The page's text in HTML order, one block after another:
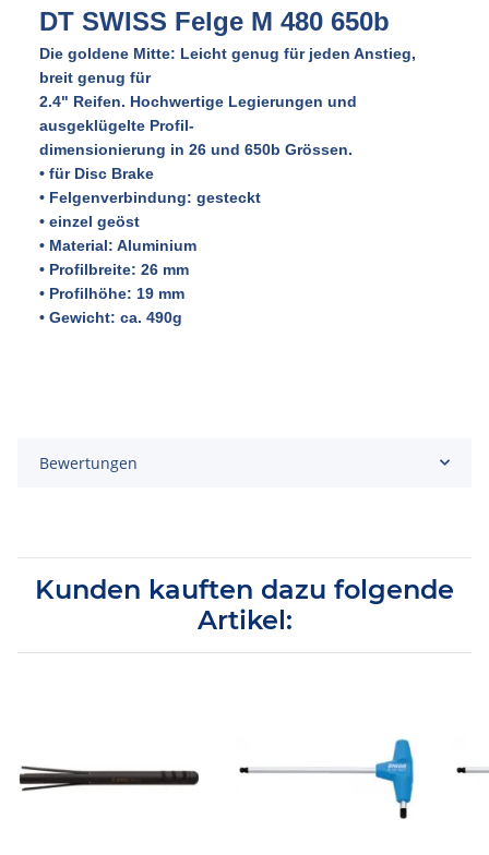
DT SWISS Felge M 480 650b
Die goldene Mitte: Leicht genug für jeden Anstieg,
breit genug für
2.4" Reifen. Hochwertige Legierungen und
ausgeklügelte Profil-
dimensionierung in 26 und 650b Grössen.
• für Disc Brake
• Felgenverbindung: gesteckt
• einzel geöst
• Material: Aluminium
• Profilbreite: 26 mm
• Profilhöhe: 19 mm
• Gewicht: ca. 490g
Bewertungen
Kunden kauften dazu folgende
Artikel: